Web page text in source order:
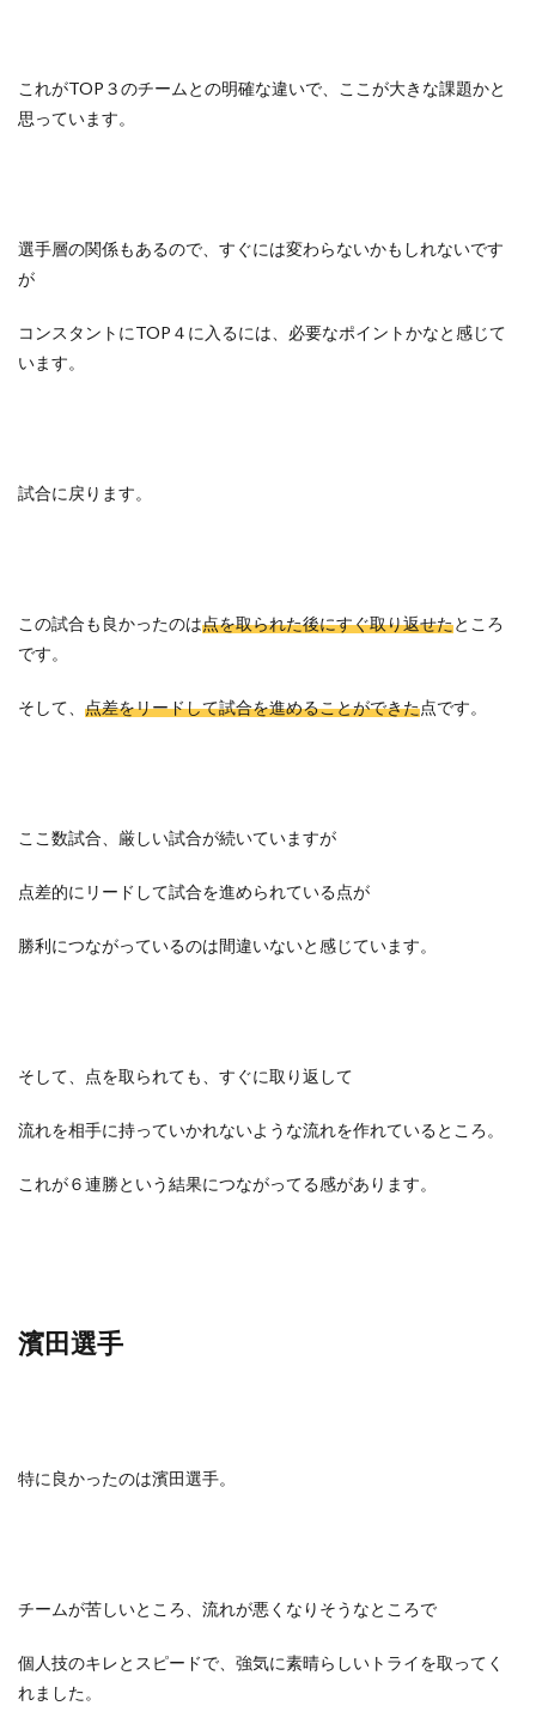
これがTOP３のチームとの明確な違いで、ここが大きな課題かと
思っています。
選手層の関係もあるので、すぐには変わらないかもしれないです
が
コンスタントにTOP４に入るには、必要なポイントかなと感じて
います。
試合に戻ります。
この試合も良かったのは点を取られた後にすぐ取り返せたところ
です。
そして、 点差をリードして試合を進めることができた点です。
ここ数試合、厳しい試合が続いていますが
点差的にリードして試合を進められている点が
勝利につながっているのは間違いないと感じています。
そして、点を取られても、すぐに取り返して
流れを相手に持っていかれないような流れを作れているところ。
これが６連勝という結果につながってる感があります。
濱田選手
特に良かったのは濱田選手。
チームが苦しいところ、流れが悪くなりそうなところで
個人技のキレとスピードで、強気に素晴らしいトライを取ってく
れました。